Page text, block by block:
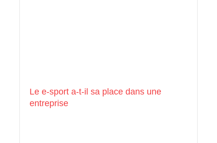
Le e-sport a-t-il sa place dans une
entreprise